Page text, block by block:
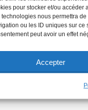
pour stocker et/ou accéder
technologies nous permettra
ou les ID uniques sur ce
peut avoir un effet
Accepter
Times.
Site web du Prix
Soutener un